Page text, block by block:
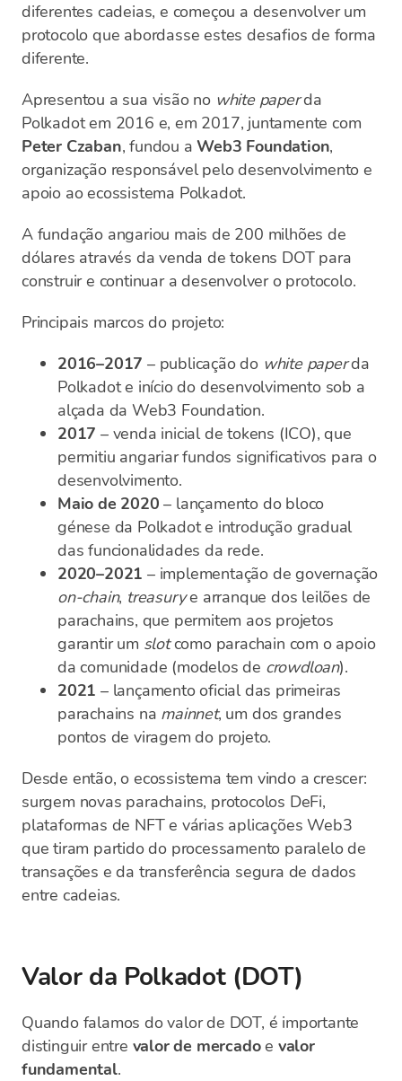
diferentes cadeias, e começou a desenvolver um
protocolo que abordasse estes desafios de forma
diferente.
Apresentou a sua visão no white paperda
Polkadot em 2016 e, em 2017, juntamente com
Peter Czaban, fundou a Web3 Foundation,
organização responsável pelo desenvolvimento e
apoio ao ecossistema Polkadot.
A fundação angariou mais de 200 milhões de
dólares através da venda de tokens DOT para
construir e continuar a desenvolver o protocolo.
Principais marcos do projeto:
2016–2017 – publicação do white paperda
Polkadot e início do desenvolvimento sob a
alçada da Web3 Foundation.
2017 – venda inicial de tokens (ICO), que
permitiu angariar fundos significativos para o
desenvolvimento.
Maio de 2020 – lançamento do bloco
génese da Polkadot e introdução gradual
das funcionalidades da rede.
2020–2021 – implementação de governação
on-chain, treasurye arranque dos leilões de
parachains, que permitem aos projetos
garantir um slotcomo parachain com o apoio
da comunidade (modelos de crowdloan).
2021 – lançamento oficial das primeiras
parachains na mainnet, um dos grandes
pontos de viragem do projeto.
Desde então, o ecossistema tem vindo a crescer:
surgem novas parachains, protocolos DeFi,
plataformas de NFT e várias aplicações Web3
que tiram partido do processamento paralelo de
transações e da transferência segura de dados
entre cadeias.
Valor da Polkadot (DOT)
Quando falamos do valor de DOT, é importante
distinguir entre valor de mercadoe valor
fundamental.